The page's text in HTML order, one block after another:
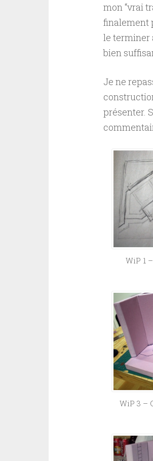
mon “vrai
finalement
le terminer
bien
Je ne
présenter.
WiP 1
WiP 3 –